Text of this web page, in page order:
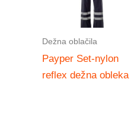
Dežna oblačila
Payper Set-nylon
reflex dežna obleka